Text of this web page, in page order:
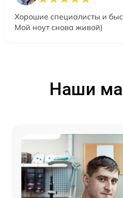
Хорошие специалисты и
Мой ноут снова живой)
Наши